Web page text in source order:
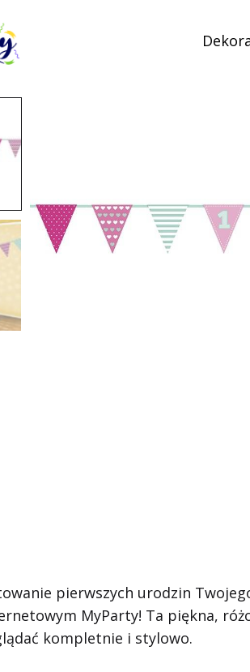
pierwszych urodzin
MyParty! Ta piękna,
kompletnie i stylowo.